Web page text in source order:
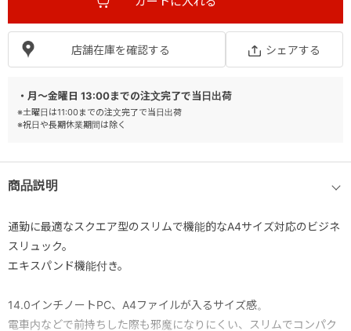
・月～金曜日 13:00までの注文完了で当日出荷
※土曜日は11:00までの注文完了で当日出荷
※祝日や長期休業期間は除く
商品説明
通勤に最適なスクエア型のスリムで機能的なA4サイズ対応のビジネ
スリュック。
エキスパンド機能付き。
14.0インチノートPC、A4ファイルが入るサイズ感。
電車内などで前持ちした際も邪魔になりにくい、スリムでコンパク
店舗在庫を確認する シェアする